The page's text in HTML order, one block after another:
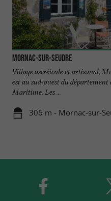
Mornac-sur-Seudre
Village ostréicole et artisanal,
est au sud-ouest du département
Maritime. Les ...
306 m - Mornac-sur-